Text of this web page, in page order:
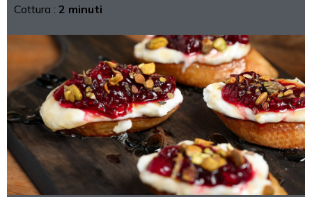
Cottura : 2 minuti